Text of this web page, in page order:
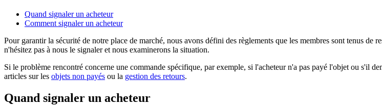
Quand signaler un acheteur
Comment signaler un acheteur
Pour garantir la sécurité de notre place de marché, nous avons défini des règlements que les membres sont tenus de
n'hésitez pas à nous le signaler et nous examinerons la situation.
Si le problème rencontré concerne une commande spécifique, par exemple, si l'acheteur n'a pas payé l'objet ou s'il
articles sur les objets non payés ou la gestion des retours.
Quand signaler un acheteur